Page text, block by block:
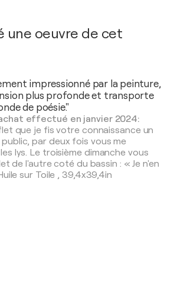
une oeuvre de cet
impressionné par la peinture,
plus profonde et transporte
de poésie."
effectué en janvier 2024:
que je fis votre connaissance un
par deux fois vous me
lys. Le troisième dimanche vous
de l'autre coté du bassin : « Je n'en
sur Toile , 39,4x39,4in